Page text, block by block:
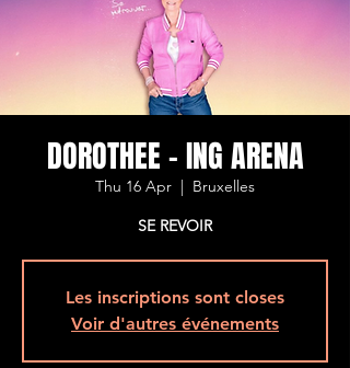
DOROTHEE - ING ARENA
Thu 16 Apr
  |
Bruxelles
SE REVOIR
Les inscriptions sont closes
Voir d'autres événements